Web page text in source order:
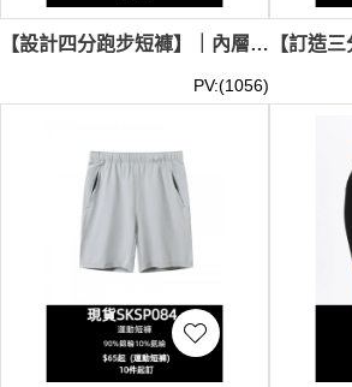
【設計四分跑步短褲】｜內層緊身褲設計｜右側手機隱秘貼袋｜後腰多功能收納卡袋｜現貨主推｜四分跑步短褲供應商 SKSP086-MBTY-H51147
PV:(1056)